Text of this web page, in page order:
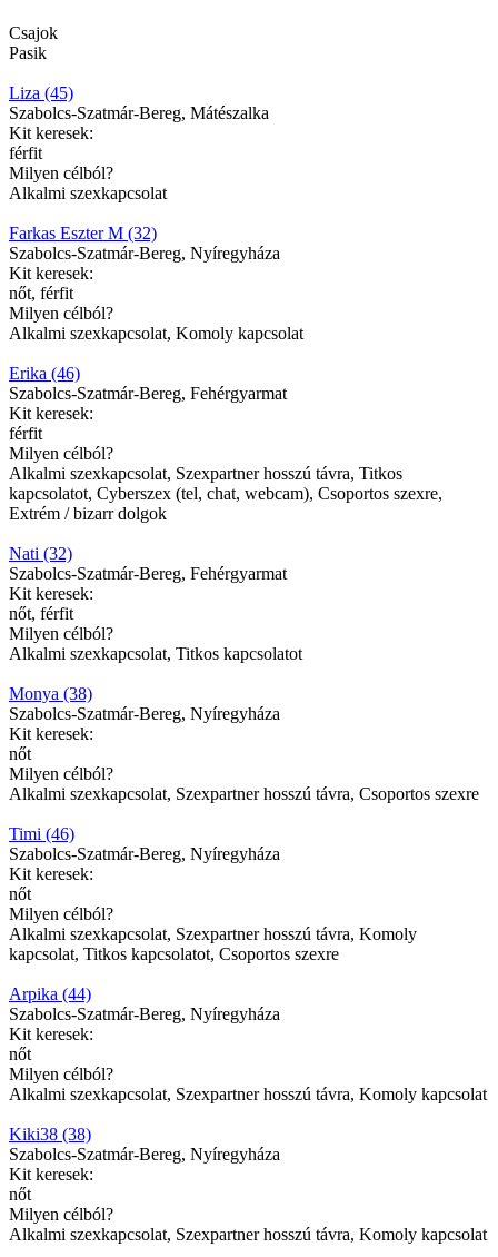
Csajok
Pasik
Liza (45)
Szabolcs-Szatmár-Bereg, Mátészalka
Kit keresek:
férfit
Milyen célból?
Alkalmi szexkapcsolat
Farkas Eszter M (32)
Szabolcs-Szatmár-Bereg, Nyíregyháza
Kit keresek:
nőt, férfit
Milyen célból?
Alkalmi szexkapcsolat, Komoly kapcsolat
Erika (46)
Szabolcs-Szatmár-Bereg, Fehérgyarmat
Kit keresek:
férfit
Milyen célból?
Alkalmi szexkapcsolat, Szexpartner hosszú távra, Titkos
kapcsolatot, Cyberszex (tel, chat, webcam), Csoportos szexre,
Extrém / bizarr dolgok
Nati (32)
Szabolcs-Szatmár-Bereg, Fehérgyarmat
Kit keresek:
nőt, férfit
Milyen célból?
Alkalmi szexkapcsolat, Titkos kapcsolatot
Monya (38)
Szabolcs-Szatmár-Bereg, Nyíregyháza
Kit keresek:
nőt
Milyen célból?
Alkalmi szexkapcsolat, Szexpartner hosszú távra, Csoportos szexre
Timi (46)
Szabolcs-Szatmár-Bereg, Nyíregyháza
Kit keresek:
nőt
Milyen célból?
Alkalmi szexkapcsolat, Szexpartner hosszú távra, Komoly
kapcsolat, Titkos kapcsolatot, Csoportos szexre
Arpika (44)
Szabolcs-Szatmár-Bereg, Nyíregyháza
Kit keresek:
nőt
Milyen célból?
Alkalmi szexkapcsolat, Szexpartner hosszú távra, Komoly kapcsolat
Kiki38 (38)
Szabolcs-Szatmár-Bereg, Nyíregyháza
Kit keresek:
nőt
Milyen célból?
Alkalmi szexkapcsolat, Szexpartner hosszú távra, Komoly kapcsolat